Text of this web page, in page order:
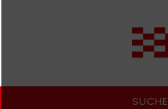
SUCHE